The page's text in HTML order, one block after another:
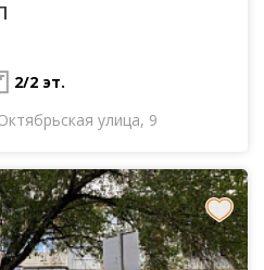
2/2 эт.
улица, 9